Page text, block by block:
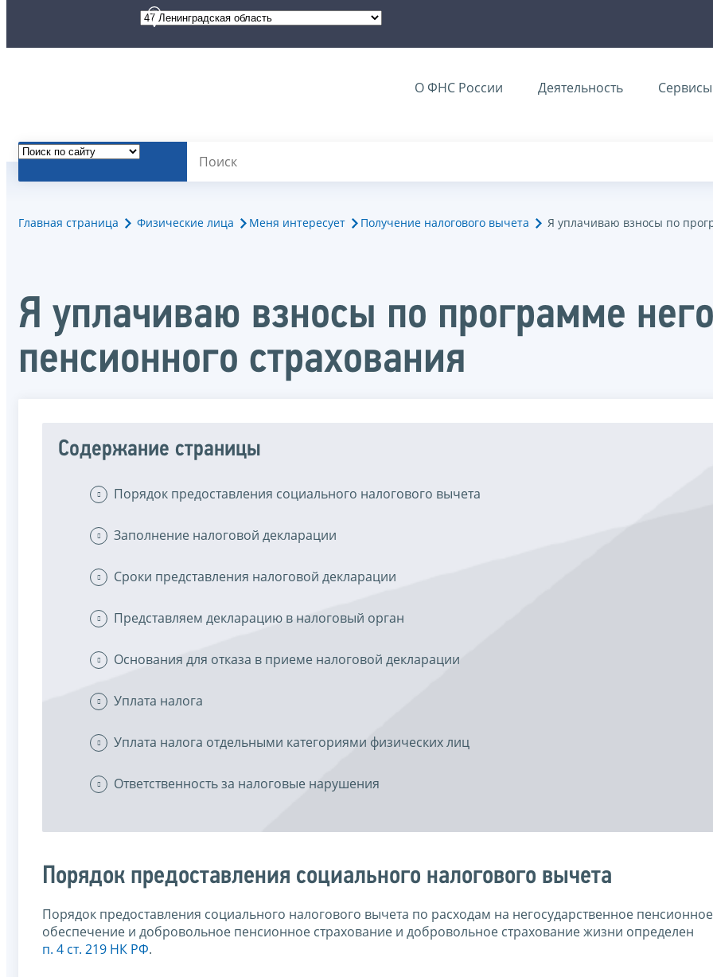
О ФНС России Деятельность Сервисы
Главная страница Физические лица Меня интересует Получение налогового вычета Я уплачиваю взносы по
Я уплачиваю взносы по программе
пенсионного страхования
Содержание страницы
Порядок предоставления социального налогового вычета
Заполнение налоговой декларации
Сроки представления налоговой декларации
Представляем декларацию в налоговый орган
Основания для отказа в приеме налоговой декларации
Уплата налога
Уплата налога отдельными категориями физических лиц
Ответственность за налоговые нарушения
Порядок предоставления социального налогового вычета
Порядок предоставления социального налогового вычета по расходам на негосударственное пенсионное
обеспечение и добровольное пенсионное страхование и добровольное страхование жизни определен
п. 4 ст. 219 НК РФ.